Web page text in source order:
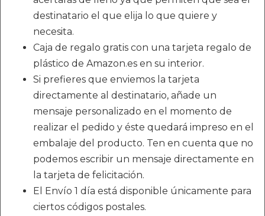
destinatario el que elija lo que quiere y
necesita.
Caja de regalo gratis con una tarjeta regalo de
plástico de Amazon.es en su interior.
Si prefieres que enviemos la tarjeta
directamente al destinatario, añade un
mensaje personalizado en el momento de
realizar el pedido y éste quedará impreso en el
embalaje del producto. Ten en cuenta que no
podemos escribir un mensaje directamente en
la tarjeta de felicitación.
El Envío 1 día está disponible únicamente para
ciertos códigos postales.